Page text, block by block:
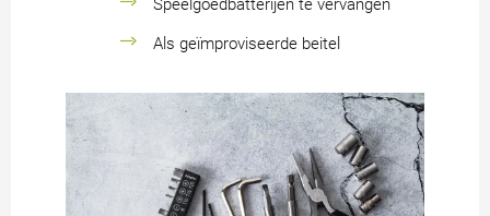
Speelgoedbatterijen te vervangen
Als geïmproviseerde beitel